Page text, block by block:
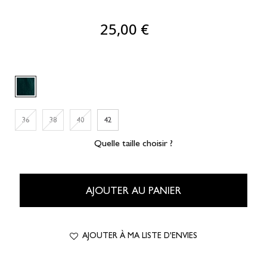
25,00 €
36 38 40 42
Quelle taille choisir ?
AJOUTER AU PANIER
AJOUTER À MA LISTE D'ENVIES